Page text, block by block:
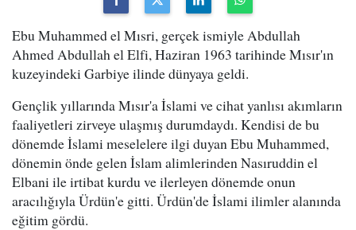
Ebu Muhammed el Mısri, gerçek ismiyle Abdullah
Ahmed Abdullah el Elfi, Haziran 1963 tarihinde Mısır'ın
kuzeyindeki Garbiye ilinde dünyaya geldi.
Gençlik yıllarında Mısır'a İslami ve cihat yanlısı akımların
faaliyetleri zirveye ulaşmış durumdaydı. Kendisi de bu
dönemde İslami meselelere ilgi duyan Ebu Muhammed,
dönemin önde gelen İslam alimlerinden Nasıruddin el
Elbani ile irtibat kurdu ve ilerleyen dönemde onun
aracılığıyla Ürdün'e gitti. Ürdün'de İslami ilimler alanında
eğitim gördü.